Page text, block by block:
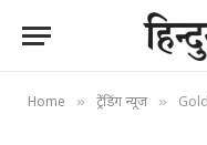
Home » ट्रेंडिंग न्यूज » Gold